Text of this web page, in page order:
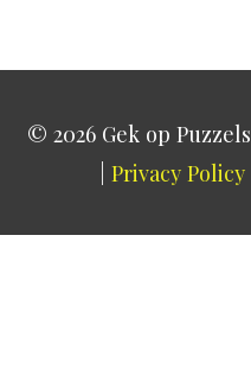
© 2026 Gek op Puzzels
Privacy Policy